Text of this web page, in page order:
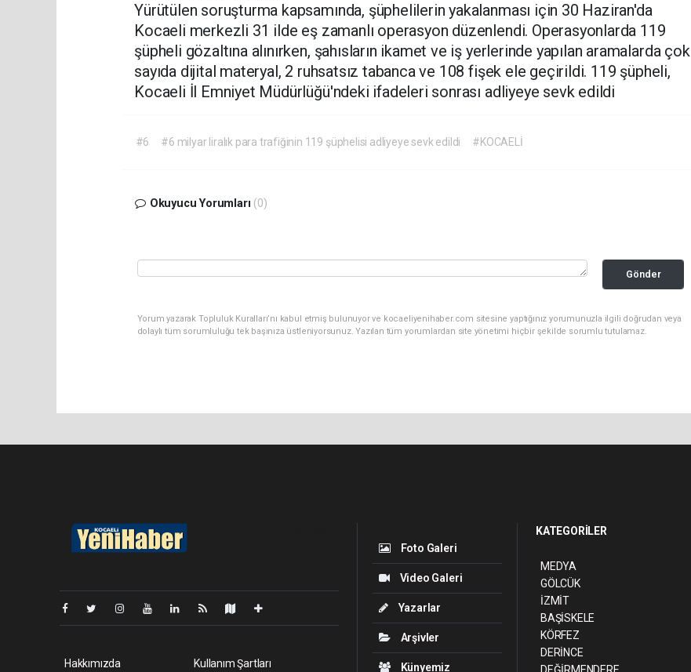
Yürütülen soruşturma kapsamında, şüphelilerin yakalanması için 30 Haziran'da
Kocaeli merkezli 31 ilde eş zamanlı operasyon düzenlendi. Operasyonlarda 119
şüpheli gözaltına alınırken, şahısların ikamet ve iş yerlerinde yapılan aramalarda çok
sayıda dijital materyal, 2 ruhsatsız tabanca ve 108 fişek ele geçirildi. 119 şüpheli,
Kocaeli İl Emniyet Müdürlüğü'ndeki ifadeleri sonrası adliyeye sevk edildi
#6 #6 milyar liralık para trafiğinin 119 şüphelisi adliyeye sevk edildi #KOCAELİ
Okuyucu Yorumları (0)
Gönder
Yorum yazarak Topluluk Kuralları’nı kabul etmiş bulunuyor ve kocaeliyenihaber.com sitesine yaptığınız yorumunuzla ilgili doğrudan veya
dolaylı tüm sorumluluğu tek başınıza üstleniyorsunuz. Yazılan tüm yorumlardan site yönetimi hiçbir şekilde sorumlu tutulamaz.
Hakkımızda Kullanım Şartları
Foto Galeri
Video Galeri
Yazarlar
Arşivler
Künyemiz
KATEGORİLER
MEDYA
GÖLCÜK
İZMİT
BAŞİSKELE
KÖRFEZ
DERİNCE